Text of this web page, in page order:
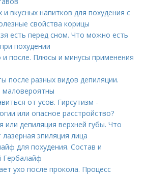
вкусных напитков для похудения с
свойства корицы
есть перед сном. Что можно есть
похудении
и после. Плюсы и минусы применения
после разных видов депиляции.
от усов. Гирсутизм -
или опасное расстройство?
или депиляция верхней губы. Что
эпиляция лица
для похудения. Состав и
Гербалайф
ухо после прокола. Процесс